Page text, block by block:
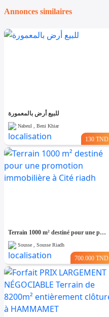
Annonces similaires
للبيع أرض بالمعمورة
Nabeul , Beni Khiar
130 TND
Terrain 1000 m² destiné pour une promotion immobilière à Cité riadh
Sousse , Sousse Riadh
700.000 TND